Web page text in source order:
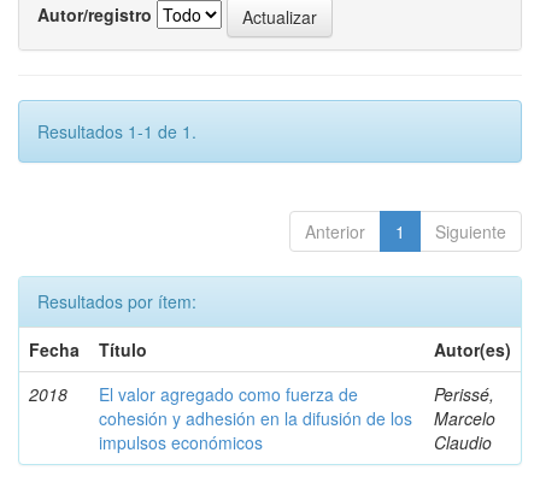
Autor/registro
Resultados 1-1 de 1.
Anterior 1 Siguiente
Resultados por ítem:
Fecha
Título
Autor(es)
2018
El valor agregado como fuerza de
cohesión y adhesión en la difusión de los
impulsos económicos
Perissé,
Marcelo
Claudio